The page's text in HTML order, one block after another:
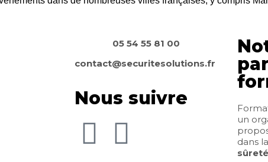
05 54 55 81 00
contact@securitesolutions.fr
Nous suivre
un
dans la